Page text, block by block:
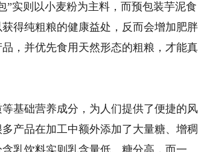
”实则以小麦粉为主料，而预包装芋泥食
得纯粗粮的健康益处，反而会增加肥胖
，并优先食用天然形态的粗粮，才能真
基础营养成分，为人们提供了便捷的风
产品在加工中额外添加了大量糖、增稠
乳饮料实则乳含量低、糖分高，而一